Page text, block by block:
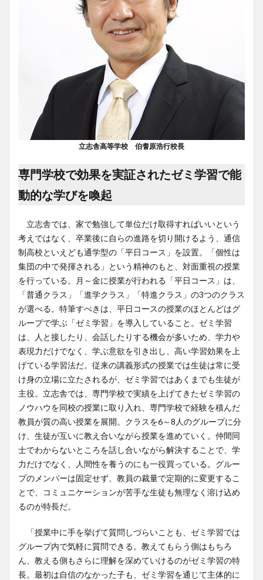
立志舎高等学校 伯耆原浩行校長
専門学校で効果を実証されたゼミ学習で能
動的な学びを喚起
立志舎では、家で勉強して単位だけ取得すればいいという
考えではなく、卒業後に自らの進路を切り開けるよう、通信
制高校といえども通学型の「平日コース」を設置。「個性は
集団の中で発揮される」という精神のもと、対面重視の授業
を行っている。月～金に授業が行われる「平日コース」は、
「普通クラス」「進学クラス」「特進クラス」の3つのクラス
が選べる。特筆すべきは、平日コースの授業のほとんどはグ
ループで学ぶ「ゼミ学習」を導入していること。ゼミ学習
は、人と接したり、会話したりする機会が多いため、学力や
表現力だけでなく、学ぶ意欲を引き出し、高い学習効果を上
げている学習法だ。従来の講義形式の授業では生徒は常に受
け身の立場に立たされるが、ゼミ学習ではあくまでも生徒が
主役。立志舎では、専門学校で実績を上げてきたゼミ学習の
ノウハウを同校の授業に取り入れ、専門学校で経験を積んだ
教員が質の高い授業を展開。クラスを6～8人のグループに分
け、生徒が互いに教え合いながら授業を進めていく。仲間同
士でわからないところを話し合いながら解決することで、学
力だけでなく、人間性を養うのにも一役買っている。グルー
プのメンバーは固定せず、教員の裁量で定期的に変更するこ
とで、コミュニケーションが苦手な生徒も無理なく溶け込め
るのが特長だ。
「授業中に手を挙げて質問しづらいことも、ゼミ学習では
グループ内で気軽に質問できる。教えてもらう側はもちろ
ん、教える側もさらに理解を深めていけるのがゼミ学習の特
長。最初は自信のなかった子も、ゼミ学習を通じて主体的に